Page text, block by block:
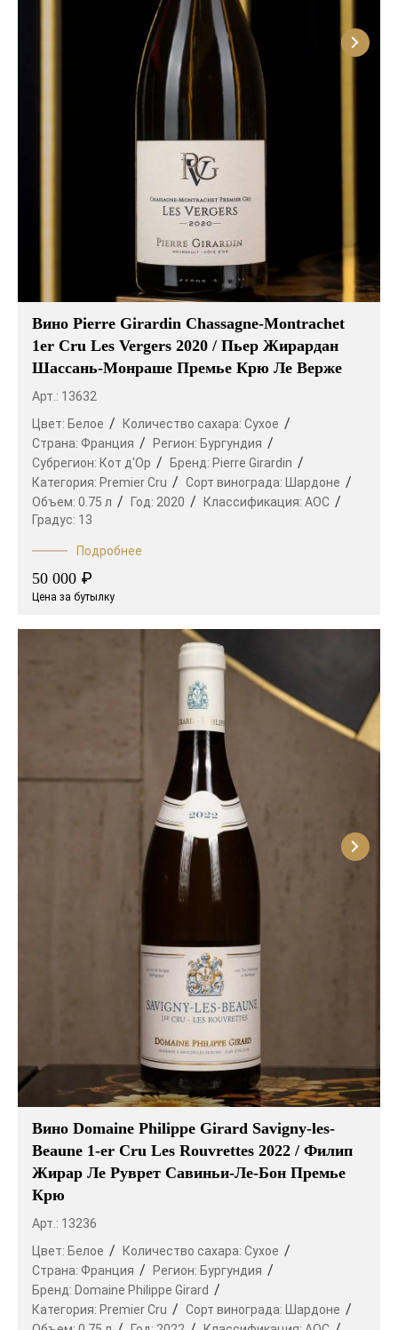
Вино Pierre Girardin Chassagne-Montrachet
1er Cru Les Vergers 2020 / Пьер Жирардан
Шассань-Монраше Премье Крю Ле Верже
Арт.: 13632
Цвет: Белое Количество сахара: Сухое
Страна: Франция Регион: Бургундия
Субрегион: Кот д'Ор Бренд: Pierre Girardin
Категория: Premier Cru Сорт винограда: Шардоне
Объем: 0.75 л Год: 2020 Классификация: AOC
Градус: 13
Подробнее
50 000 ₽
Цена за бутылку
Вино Domaine Philippe Girard Savigny-les-
Beaune 1-er Cru Les Rouvrettes 2022 / Филип
Жирар Ле Руврет Савиньи-Ле-Бон Премье
Крю
Арт.: 13236
Цвет: Белое Количество сахара: Сухое
Страна: Франция Регион: Бургундия
Бренд: Domaine Philippe Girard
Категория: Premier Cru Сорт винограда:
Шардоне